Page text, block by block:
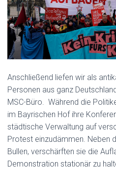
Anschließend liefen wir als
Personen aus ganz
MSC-Büro. Während die
im Bayrischen Hof ihre
städtische Verwaltung auf
Protest einzudämmen. Neben
Bullen, verschärften sie die
Demonstration stationär zu